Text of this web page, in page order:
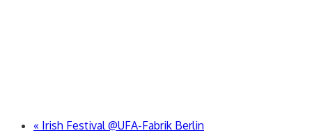
« Irish Festival @UFA-Fabrik Berlin